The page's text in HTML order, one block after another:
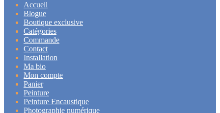
Accueil
Blogue
Boutique exclusive
Catégories
Commande
Contact
Installation
Ma bio
Mon compte
Panier
Peinture
Peinture Encaustique
Photographie numérique